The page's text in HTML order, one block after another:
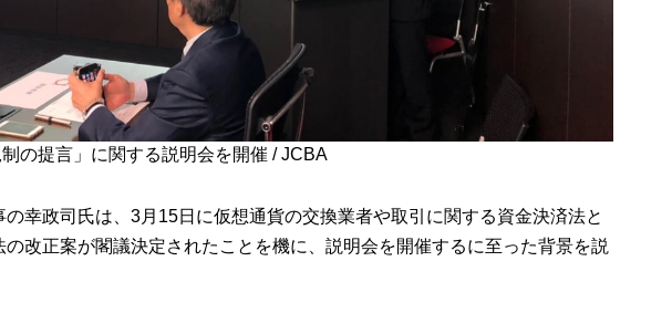
の提言」に関する説明会を開催 / JCBA
の幸政司氏は、3月15日に仮想通貨の交換業者や取引に関する資金決済法と
の改正案が閣議決定されたことを機に、説明会を開催するに至った背景を説